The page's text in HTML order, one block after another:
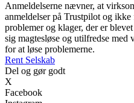
Anmeldelserne nævner, at
anmeldelser på Trustpilot og ikke
problemer og klager, der er
sig magtesløse og utilfredse med
for at løse problemerne.
Rent Selskab
Del og gør godt
X
Facebook